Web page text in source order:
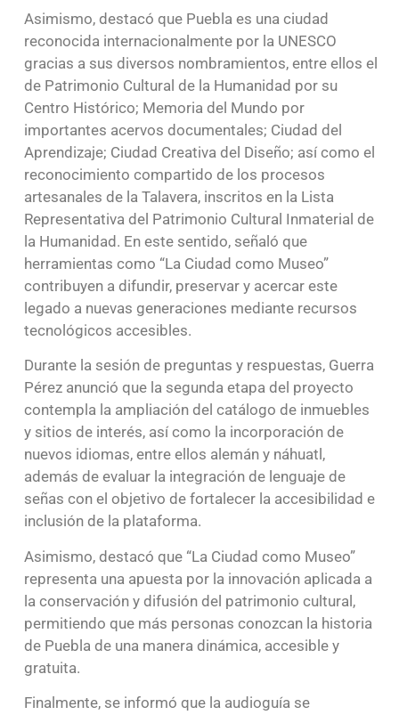
Asimismo, destacó que Puebla es una ciudad
reconocida internacionalmente por la UNESCO
gracias a sus diversos nombramientos, entre ellos el
de Patrimonio Cultural de la Humanidad por su
Centro Histórico; Memoria del Mundo por
importantes acervos documentales; Ciudad del
Aprendizaje; Ciudad Creativa del Diseño; así como el
reconocimiento compartido de los procesos
artesanales de la Talavera, inscritos en la Lista
Representativa del Patrimonio Cultural Inmaterial de
la Humanidad. En este sentido, señaló que
herramientas como “La Ciudad como Museo”
contribuyen a difundir, preservar y acercar este
legado a nuevas generaciones mediante recursos
tecnológicos accesibles.
Durante la sesión de preguntas y respuestas, Guerra
Pérez anunció que la segunda etapa del proyecto
contempla la ampliación del catálogo de inmuebles
y sitios de interés, así como la incorporación de
nuevos idiomas, entre ellos alemán y náhuatl,
además de evaluar la integración de lenguaje de
señas con el objetivo de fortalecer la accesibilidad e
inclusión de la plataforma.
Asimismo, destacó que “La Ciudad como Museo”
representa una apuesta por la innovación aplicada a
la conservación y difusión del patrimonio cultural,
permitiendo que más personas conozcan la historia
de Puebla de una manera dinámica, accesible y
gratuita.
Finalmente, se informó que la audioguía se